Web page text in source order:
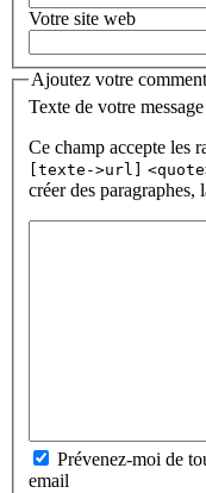
Votre site web
Ajoutez votre
Texte de votre message
Ce champ accepte les
[texte->url]
créer des paragraphes,
Prévenez-moi de
email